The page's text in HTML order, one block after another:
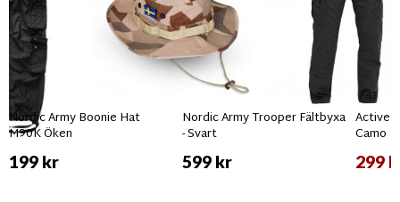
Nordic Army Boonie Hat
M90K Öken
199 kr
Nordic Army Trooper Fältbyxa
- Svart
599 kr
Active
Camo
299